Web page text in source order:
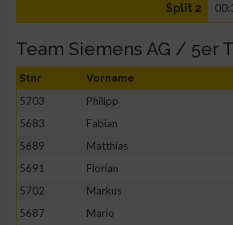
Split 2
Team Siemens AG / 5er
Stnr Vorname
5703 Philipp
5683
Fabian
5689
Matthias
5691
Florian
5702
Markus
5687
Mario